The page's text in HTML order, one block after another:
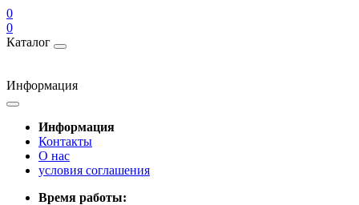
0
0
Каталог
Информация
Информация
Контакты
О нас
условия соглашения
Время работы: